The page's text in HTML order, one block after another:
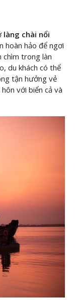
làng chài nổi
hoàn hảo để ngơi
chìm trong làn
du khách có thể
tận hưởng vẻ
với biển cả và